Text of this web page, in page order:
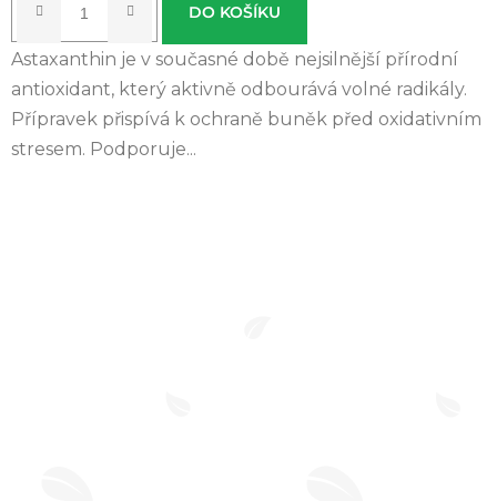
hvězdiček.
DO KOŠÍKU
Astaxanthin je v současné době nejsilnější přírodní
antioxidant, který aktivně odbourává volné radikály.
Přípravek přispívá k ochraně buněk před oxidativním
stresem. Podporuje...